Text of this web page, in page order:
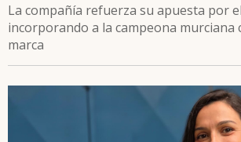
La compañía refuerza su apuesta por
incorporando a la campeona murciana
marca